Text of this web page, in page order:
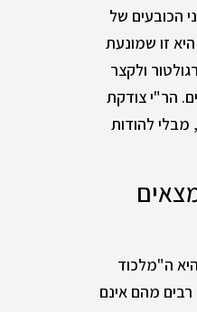
הכובעים של
היא זו שמונעת
ולקצר
הר"י צודקת
להודות
ה"מלכוד
רבים מהם אינם